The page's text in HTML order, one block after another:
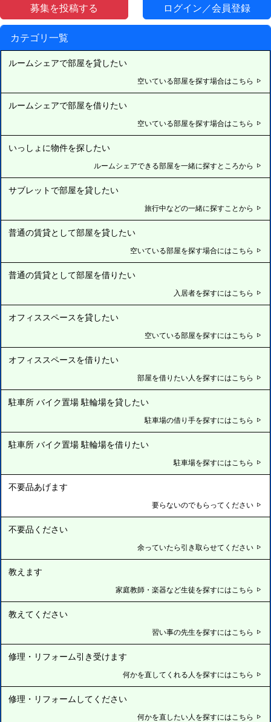
募集を投稿する ログイン／会員登録
カテゴリ一覧
ルームシェアで部屋を貸したい
空いている部屋を探す場合はこちら
ルームシェアで部屋を借りたい
空いている部屋を探す場合はこちら
いっしょに物件を探したい
ルームシェアできる部屋を一緒に探すところから
サブレットで部屋を貸したい
旅行中などの一緒に探すことから
普通の賃貸として部屋を貸したい
空いている部屋を探す場合にはこちら
普通の賃貸として部屋を借りたい
入居者を探すにはこちら
オフィススペースを貸したい
空いている部屋を探すにはこちら
オフィススペースを借りたい
部屋を借りたい人を探すにはこちら
駐車所 バイク置場 駐輪場を貸したい
駐車場の借り手を探すにはこちら
駐車所 バイク置場 駐輪場を借りたい
駐車場を探すにはこちら
不要品あげます
要らないのでもらってください
不要品ください
余っていたら引き取らせてください
教えます
家庭教師・楽器など生徒を探すにはこちら
教えてください
習い事の先生を探すにはこちら
修理・リフォーム引き受けます
何かを直してくれる人を探すにはこちら
修理・リフォームしてください
何かを直したい人を探すにはこちら